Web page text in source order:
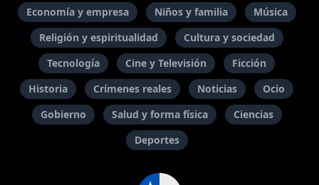
Economía y empresa
Niños y familia
Música
Religión y espiritualidad
Cultura y sociedad
Tecnología
Cine y Televisión
Ficción
Historia
Crímenes reales Noticias
Ocio
Gobierno
Salud y forma física
Ciencias
Deportes